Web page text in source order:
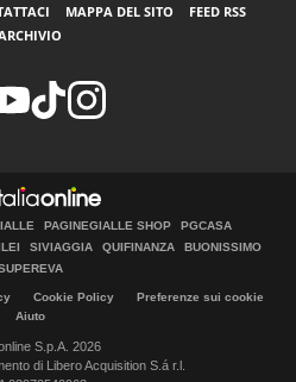
MAPPA DEL SITO
FEED RSS
PAGINEGIALLE SHOP
PGCASA
SIVIAGGIA QUIFINANZA
BUONISSIMO
Cookie Policy
Preferenze sui cookie
Aiuto
S.p.A. 2026
di Libero Acquisition S.á r.l.